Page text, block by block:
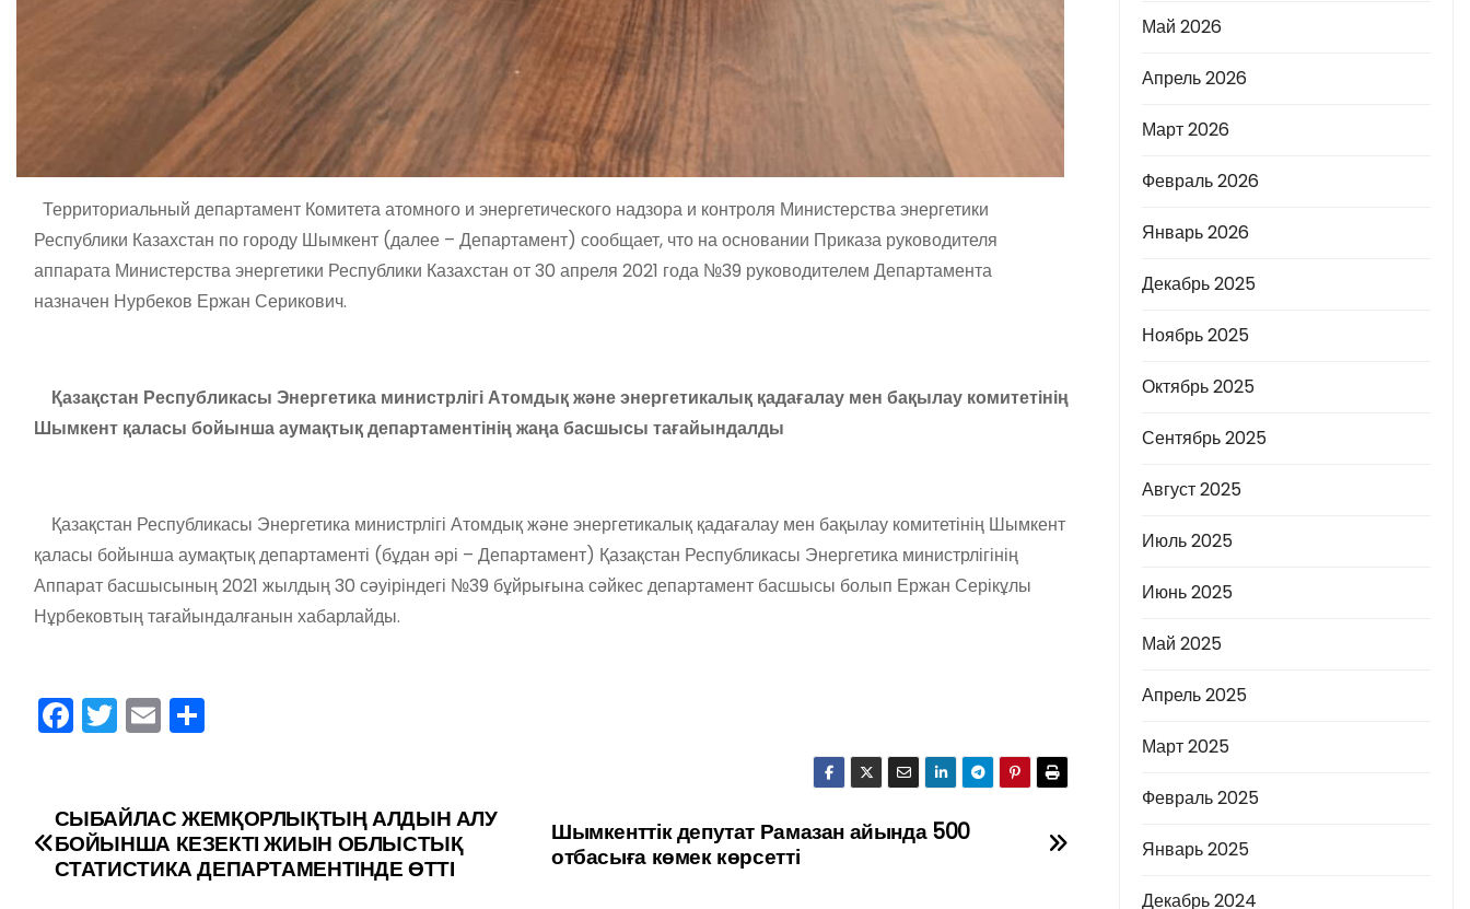
Территориальный департамент Комитета атомного и энергетического надзора и контроля Министерства энергетики
Республики Казахстан по городу Шымкент (далее – Департамент) сообщает, что на основании Приказа руководителя
аппарата Министерства энергетики Республики Казахстан от 30 апреля 2021 года №39 руководителем Департамента
назначен Нурбеков Ержан Серикович.
Қазақстан Республикасы Энергетика министрлігі Атомдық және энергетикалық қадағалау мен бақылау комитетінің
Шымкент қаласы бойынша аумақтық департаментінің жаңа басшысы тағайындалды
Қазақстан Республикасы Энергетика министрлігі Атомдық және энергетикалық қадағалау мен бақылау комитетінің Шымкент
қаласы бойынша аумақтық департаменті (бұдан әрі – Департамент) Қазақстан Республикасы Энергетика министрлігінің
Аппарат басшысының 2021 жылдың 30 сәуіріндегі №39 бұйрығына сәйкес департамент басшысы болып Ержан Серікұлы
Нұрбековтың тағайындалғанын хабарлайды.
F
a
e
b
o
T
w
er
E
m
l а
в
и
Н
Шымкенттік депутат Рамазан айында 500
отбасыға көмек көрсетті
СЫБАЙЛАС ЖЕМҚОРЛЫҚТЫҢ АЛДЫН АЛУ
БОЙЫНША КЕЗЕКТІ ЖИЫН ОБЛЫСТЫҚ
СТАТИСТИКА ДЕПАРТАМЕНТІНДЕ ӨТТІ
Май 2026
Апрель 2026
Март 2026
Февраль 2026
Январь 2026
Декабрь 2025
Ноябрь 2025
Октябрь 2025
Сентябрь 2025
Август 2025
Июль 2025
Июнь 2025
Май 2025
Апрель 2025
Март 2025
Февраль 2025
Январь 2025
Декабрь 2024